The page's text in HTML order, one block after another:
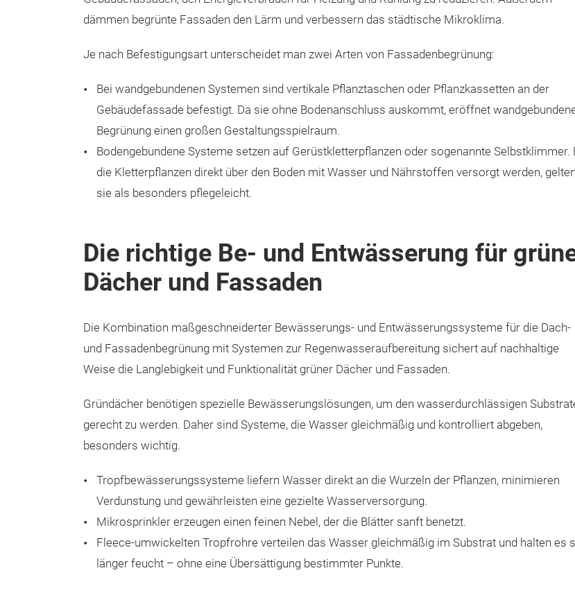
dämmen begrünte Fassaden den Lärm und verbessern das städtische Mikroklima.
Je nach Befestigungsart unterscheidet man zwei Arten von Fassadenbegrünung:
Bei wandgebundenen Systemen sind vertikale Pflanztaschen oder Pflanzkassetten an der
Gebäudefassade befestigt. Da sie ohne Bodenanschluss auskommt, eröffnet
Begrünung einen großen Gestaltungsspielraum.
Bodengebundene Systeme setzen auf Gerüstkletterpflanzen oder sogenannte Selbstklimmer.
die Kletterpflanzen direkt über den Boden mit Wasser und Nährstoffen versorgt werden, gelten
sie als besonders pflegeleicht.
Die richtige Be- und Entwässerung für
Dächer und Fassaden
Die Kombination maßgeschneiderter Bewässerungs- und Entwässerungssysteme für die Dach-
und Fassadenbegrünung mit Systemen zur Regenwasseraufbereitung sichert auf nachhaltige
Weise die Langlebigkeit und Funktionalität grüner Dächer und Fassaden.
Gründächer benötigen spezielle Bewässerungslösungen, um den wasserdurchlässigen
gerecht zu werden. Daher sind Systeme, die Wasser gleichmäßig und kontrolliert abgeben,
besonders wichtig.
Tropfbewässerungssysteme liefern Wasser direkt an die Wurzeln der Pflanzen, minimieren
Verdunstung und gewährleisten eine gezielte Wasserversorgung.
Mikrosprinkler erzeugen einen feinen Nebel, der die Blätter sanft benetzt.
Fleece-umwickelten Tropfrohre verteilen das Wasser gleichmäßig im Substrat und halten es
länger feucht – ohne eine Übersättigung bestimmter Punkte.